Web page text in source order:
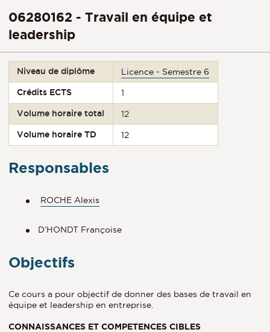
06280162 - Travail en équipe et
leadership
Niveau de diplôme Licence - Semestre 6
Crédits ECTS 1
Volume horaire total 12
Volume horaire TD 12
Responsables
ROCHE Alexis
D’HONDT Françoise
Objectifs
Ce cours a pour objectif de donner des bases de travail en
équipe et leadership en entreprise.
CONNAISSANCES ET COMPETENCES CIBLES